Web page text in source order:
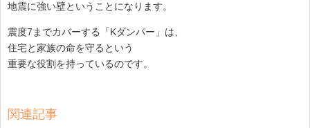
地震に強い壁ということになります。
震度7までカバーする「Kダンパー」は、
住宅と家族の命を守るという
重要な役割を持っているのです。
関連記事